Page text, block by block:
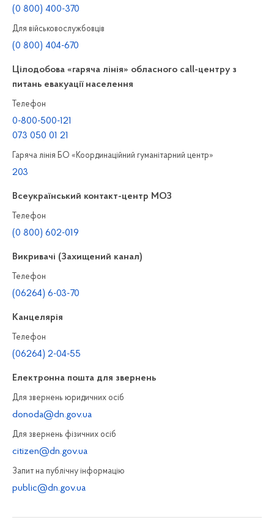
(0 800) 400-370
Для військовослужбовців
(0 800) 404-670
Цілодобова «гаряча лінія» обласного call-центру з
питань евакуації населення
Телефон
0-800-500-121
073 050 01 21
Гаряча лінія БО «Координаційний гуманітарний центр»
203
Всеукраїнський контакт-центр МОЗ
Телефон
(0 800) 602-019
Викривачі (Захищений канал)
Телефон
(06264) 6-03-70
Канцелярiя
Телефон
(06264) 2-04-55
Електронна пошта для звернень
Для звернень юридичних осiб
donoda@dn.gov.ua
Для звернень фізичних осiб
citizen@dn.gov.ua
Запит на публiчну інформацiю
public@dn.gov.ua